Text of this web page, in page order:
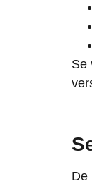
Se
De